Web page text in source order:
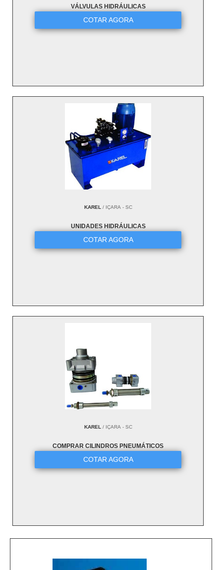
VÁLVULAS HIDRÁULICAS
COTAR AGORA
KAREL/ IÇARA - SC
UNIDADES HIDRÁULICAS
COTAR AGORA
KAREL/ IÇARA - SC
COMPRAR CILINDROS PNEUMÁTICOS
COTAR AGORA